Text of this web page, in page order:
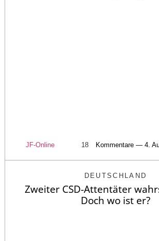
JF-Online 18 Kommentare — 4.
DEUTSCHLAND
Zweiter CSD-Attentäter
Doch wo ist er?